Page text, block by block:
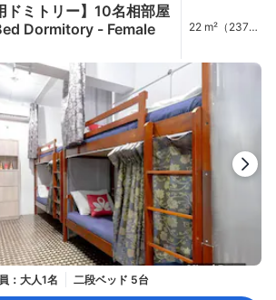
ドミトリー】10名相部屋
Dormitory - Female
22 m²（237
：大人1名 二段ベッド 5台